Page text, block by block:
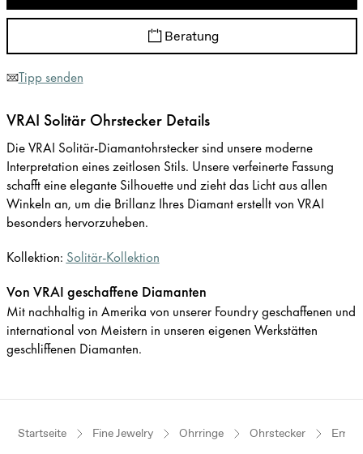
Beratung
Tipp senden
VRAI Solitär Ohrstecker Details
Die VRAI Solitär-Diamantohrstecker sind unsere moderne
Interpretation eines zeitlosen Stils. Unsere verfeinerte Fassung
schafft eine elegante Silhouette und zieht das Licht aus allen
Winkeln an, um die Brillanz Ihres Diamant erstellt von VRAI
besonders hervorzuheben.
Kollektion: Solitär-Kollektion
Von VRAI geschaffene Diamanten
Mit nachhaltig in Amerika von unserer Foundry geschaffenen und
international von Meistern in unseren eigenen Werkstätten
geschliffenen Diamanten.
Startseite Fine Jewelry Ohrringe Ohrstecker